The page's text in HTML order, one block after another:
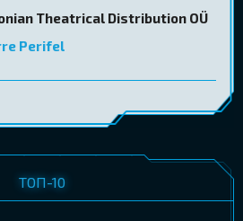
Theatrical Distribution OÜ
Perifel
ТОП-10